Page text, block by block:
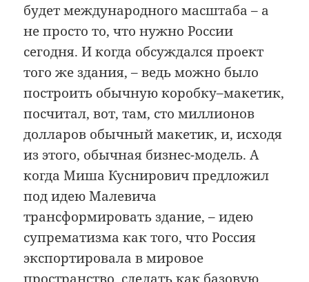
будет международного масштаба – а
не просто то, что нужно России
сегодня. И когда обсуждался проект
того же здания, – ведь можно было
построить обычную коробку–макетик,
посчитал, вот, там, сто миллионов
долларов обычный макетик, и, исходя
из этого, обычная бизнес-модель. А
когда Миша Куснирович предложил
под идею Малевича
трансформировать здание, – идею
супрематизма как того, что Россия
экспортировала в мировое